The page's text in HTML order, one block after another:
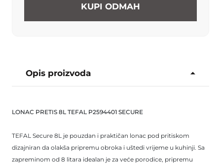
KUPI ODMAH
Opis proizvoda
LONAC PRETIS 8L TEFAL P2594401 SECURE
TEFAL Secure 8L je pouzdan i praktičan lonac pod pritiskom
dizajniran da olakša pripremu obroka i uštedi vrijeme u kuhinji. Sa
zapreminom od 8 litara idealan je za veće porodice, pripremu